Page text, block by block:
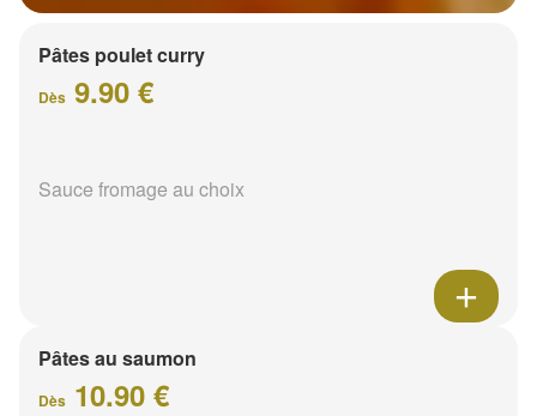
Pâtes poulet curry
Dès 9.90 €
Sauce fromage au choix
Pâtes au saumon
Dès 10.90 €